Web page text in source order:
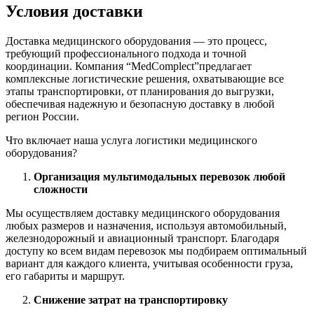
Условия доставки
Доставка медицинского оборудования — это процесс,
требующий профессионального подхода и точной
координации. Компания “MedComplect”предлагает
комплексные логистические решения, охватывающие все
этапы транспортировки, от планирования до выгрузки,
обеспечивая надежную и безопасную доставку в любой
регион России.
Что включает наша услуга логистики медицинского
оборудования?
Организация мультимодальных перевозок любой
сложности
Мы осуществляем доставку медицинского оборудования
любых размеров и назначения, используя автомобильный,
железнодорожный и авиационный транспорт. Благодаря
доступу ко всем видам перевозок мы подбираем оптимальный
вариант для каждого клиента, учитывая особенности груза,
его габариты и маршрут.
Снижение затрат на транспортировку